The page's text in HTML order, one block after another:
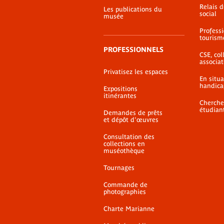
Les publications du
musée
PROFESSIONNELS
Privatisez les espaces
Expositions
itinérantes
Demandes de prêts
et dépôt d'œuvres
Consultation des
collections en
muséothèque
Tournages
Commande de
photographies
Charte Marianne
Relais
social
CSE,
En